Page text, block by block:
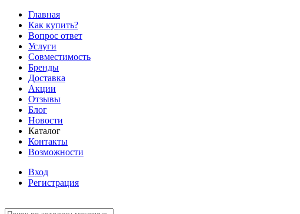
Главная
Как купить?
Вопрос ответ
Услуги
Совместимость
Бренды
Доставка
Акции
Отзывы
Блог
Новости
Каталог
Контакты
Возможности
Вход
Регистрация